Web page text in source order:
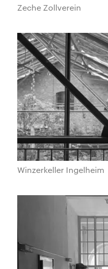
Zeche Zollverein
Winzerkeller Ingelheim